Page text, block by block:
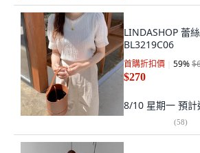
LINDASHOP 蕾
BL3219C06
首購折扣價 59%
$270
8/10 星期一 預計
(58)